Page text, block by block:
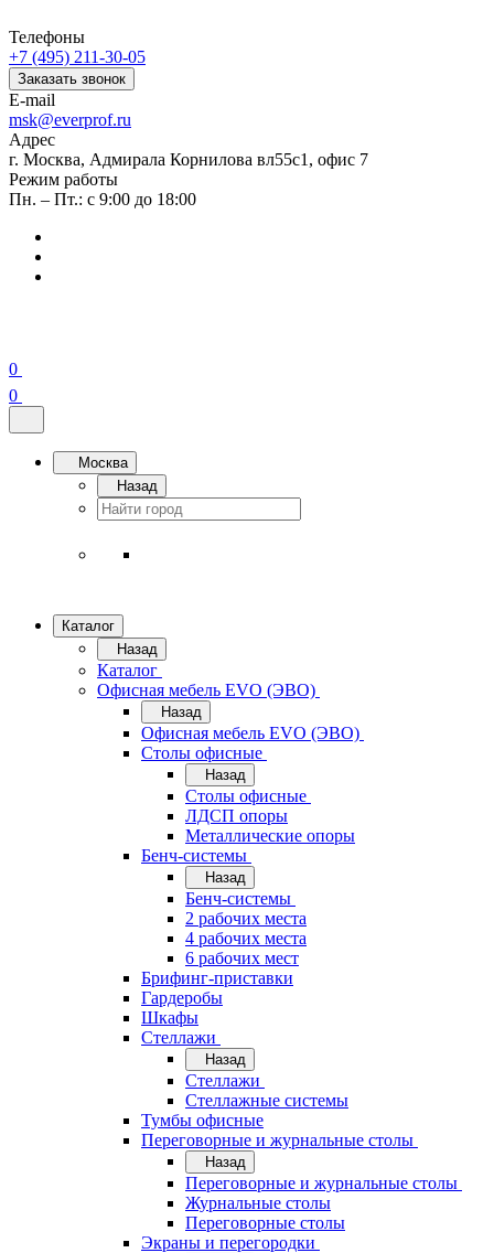
Телефоны
+7 (495) 211-30-05
Заказать звонок
E-mail
msk@everprof.ru
Адрес
г. Москва, Адмирала Корнилова вл55с1, офис 7
Режим работы
Пн. – Пт.: с 9:00 до 18:00
0
0
Москва
Назад
Каталог
Назад
Каталог
Офисная мебель EVO (ЭВО)
Назад
Офисная мебель EVO (ЭВО)
Cтолы офисные
Назад
Cтолы офисные
ЛДСП опоры
Металлические опоры
Бенч-системы
Назад
Бенч-системы
2 рабочих места
4 рабочих места
6 рабочих мест
Брифинг-приставки
Гардеробы
Шкафы
Стеллажи
Назад
Стеллажи
Стеллажные системы
Тумбы офисные
Переговорные и журнальные столы
Назад
Переговорные и журнальные столы
Журнальные столы
Переговорные столы
Экраны и перегородки